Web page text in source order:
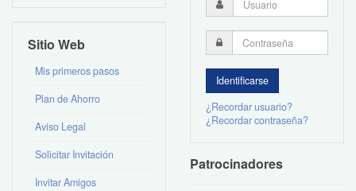
Sitio Web
Mis primeros pasos
Plan de Ahorro
Aviso Legal
Solicitar Invitación
Invitar Amigos
¿Recordar usuario?
¿Recordar contraseña?
Patrocinadores